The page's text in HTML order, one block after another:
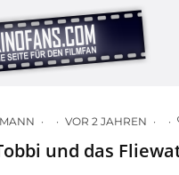
· · VOR 2 JAHREN · ·
und das